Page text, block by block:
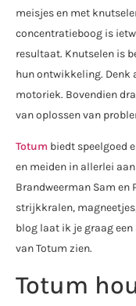
meisjes en met
concentratieboog is
resultaat. Knutselen is
hun ontwikkeling. Denk
motoriek. Bovendien
van oplossen van
Totum biedt speelgoed
en meiden in allerlei
Brandweerman Sam en
strijkkralen,
blog laat ik je graag
van Totum zien.
Totum